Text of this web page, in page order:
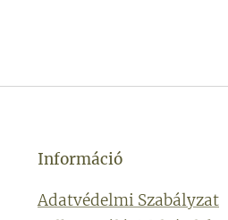
Információ
Adatvédelmi Szabályzat